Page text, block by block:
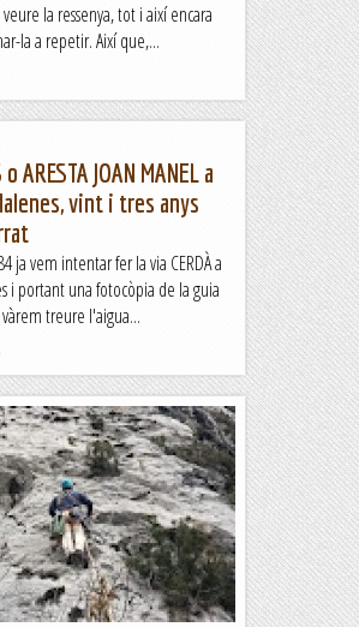
la ressenya, tot i així encara
la a repetir. Així que,...
ARESTA JOAN MANEL a
vint i tres anys
ja vem intentar fer la via CERDÀ a
i portant una fotocòpia de la guia
treure l'aigua...